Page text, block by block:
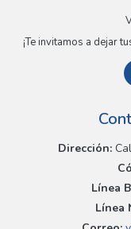
¡Te invitamos a dejar
Dirección:
Línea
Línea